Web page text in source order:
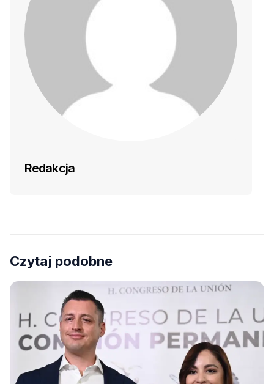
Redakcja
Czytaj podobne